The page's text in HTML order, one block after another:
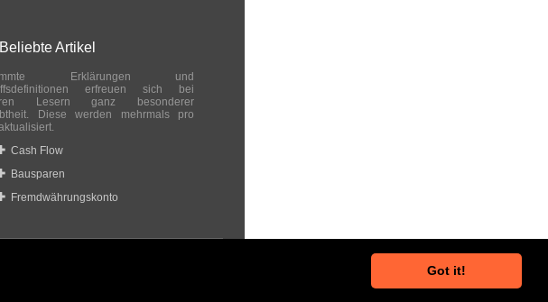
Got it!
Artikel
Erklärungen und
erfreuen sich bei
Lesern ganz besonderer
Diese werden mehrmals pro
Cash Flow
Bausparen
Fremdwährungskonto